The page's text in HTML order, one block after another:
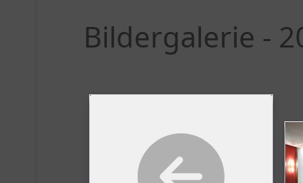
Bildergalerie -